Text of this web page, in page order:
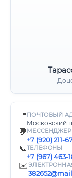
📍 ПОЧТОВЫЙ
Московский
💬 МЕССЕНДЖЕР
+7 (920) 211-
📞ТЕЛЕФОНЫ
+7 (967) 463-
✉️